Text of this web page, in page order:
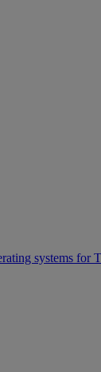
systems for